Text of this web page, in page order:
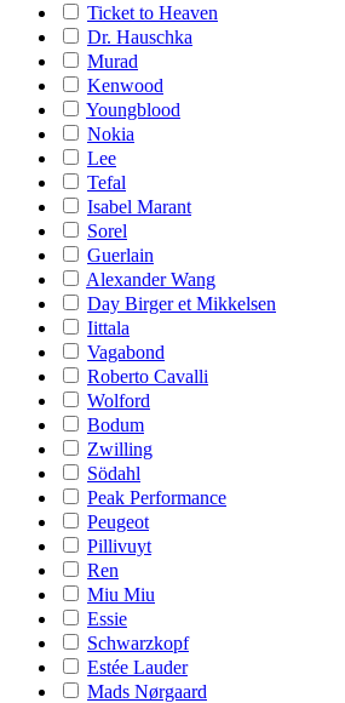
Ticket to Heaven
Dr. Hauschka
Murad
Kenwood
Youngblood
Nokia
Lee
Tefal
Isabel Marant
Sorel
Guerlain
Alexander Wang
Day Birger et Mikkelsen
Iittala
Vagabond
Roberto Cavalli
Wolford
Bodum
Zwilling
Södahl
Peak Performance
Peugeot
Pillivuyt
Ren
Miu Miu
Essie
Schwarzkopf
Estée Lauder
Mads Nørgaard